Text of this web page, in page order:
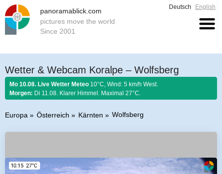
panoramablick.com
pictures move the world
Since 2001
Deutsch English
Wetter & Webcam Koralpe – Wolfsberg
Mo 10.08. Live Wetter Meteo 10°C, Wind: 5 km/h West.
Morgen: Di 11.08. Klarer Himmel. Maximal 27°C.
Europa Österreich Kärnten Wolfsberg